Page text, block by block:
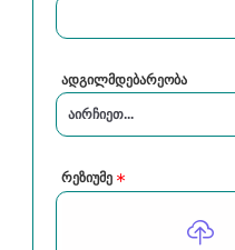
ადგილმდებარეობა
რეზიუმე